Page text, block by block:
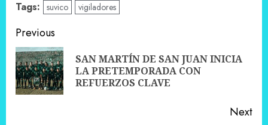
Tags: suvico vigiladores
Post
navigation
Previous
SAN MARTÍN DE SAN JUAN INICIA
LA PRETEMPORADA CON
REFUERZOS CLAVE
Next